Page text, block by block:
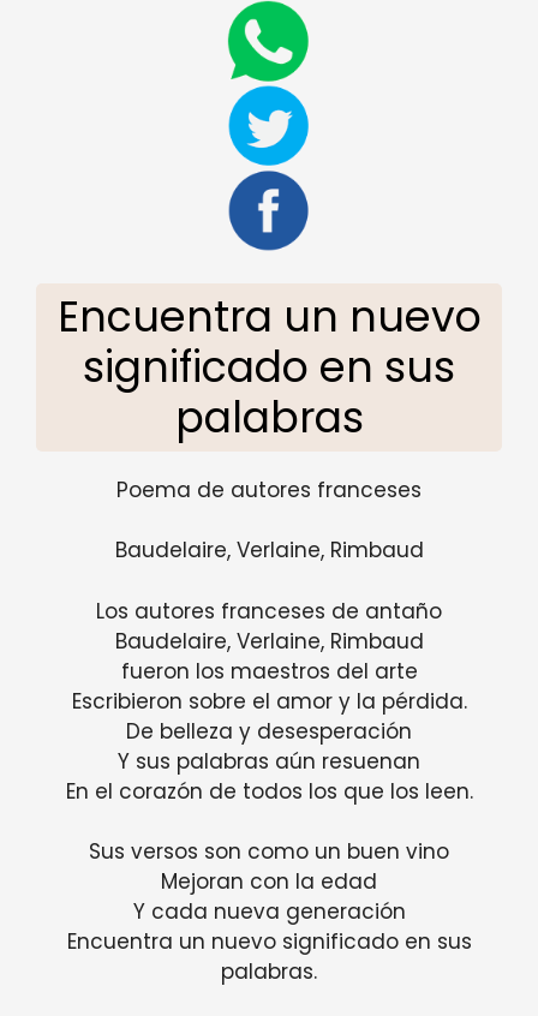
Encuentra un nuevo
significado en sus
palabras
Poema de autores franceses
Baudelaire, Verlaine, Rimbaud
Los autores franceses de antaño
Baudelaire, Verlaine, Rimbaud
fueron los maestros del arte
Escribieron sobre el amor y la pérdida.
De belleza y desesperación
Y sus palabras aún resuenan
En el corazón de todos los que los leen.
Sus versos son como un buen vino
Mejoran con la edad
Y cada nueva generación
Encuentra un nuevo significado en sus
palabras.